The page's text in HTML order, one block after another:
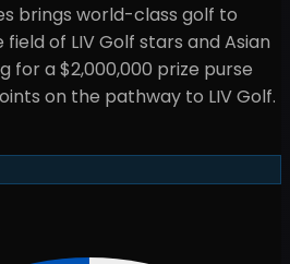
brings world-class golf to
of LIV Golf stars and Asian
for a $2,000,000 prize purse
on the pathway to LIV Golf.